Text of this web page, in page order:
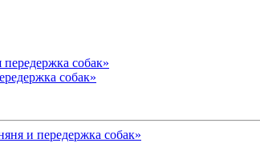
собак»
и передержка собак»